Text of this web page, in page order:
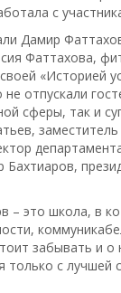
с
Дамир
Фаттахова,
«Историей
не отпускали
сферы, так и
Бахтиаров,
– это школа, в
забывать и
только с